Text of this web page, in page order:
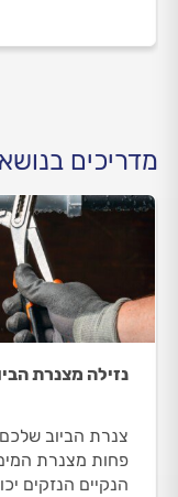
מדריכים
נזילה מצנרת
צנרת הביוב
פחות מצנרת
הנקיים הנזקים